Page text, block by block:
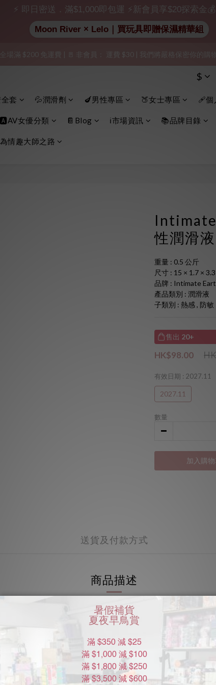
貨」（無店鋪資訊、一般紙箱）、隱私保護、加密付款、立即註冊
貨」（無店鋪資訊、一般紙箱）、隱私保護、加密付款、立即註冊
加入會員即享$20購物金  訂單商品好評再享$15購物金
場滿 $200 免運費 | 🚪 非會員： 運費 $30 | 我們將嚴格保密你的購
貨」（無店鋪資訊、一般紙箱）、隱私保護、加密付款、立即註
$
套 💦潤滑劑 🍆男性專區 🍑女士專區 🩹個
🅰️AV女優分類 📔Blog ℹ️市場資訊 📚品牌目錄
情趣大師之路
性潤滑
重量 : 0.5 公斤
尺寸 : 15 × 1.7 ×
品牌 : Intimate
產品類別 : 潤滑液
子類別 : 熱感 , 防敏
售出 20+
HK$98.00
有效日期 : 2027.11
2027.11
數量
加入購
送貨及付款方式
商品描述
料結合成高級情趣昇華產品。
檬香茅等天然萃取物，帶有清新香味，不同於其他溫感
任何玩具或安全套上。天然和舒緩成分，讓你的身體
⚡ 即日密送．滿$1,000即包運 ⚡新會員享$20探索金💰
Moon River × Lelo｜買玩具即贈保濕精華組